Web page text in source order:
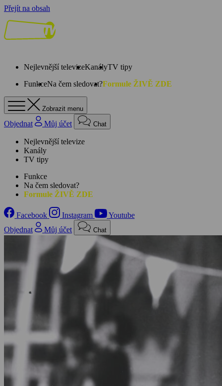
Přejít na obsah
Nejlevnější televizeKanályTV tipy
FunkceNa čem sledovat?Formule ŽIVĚ ZDE
Zobrazit menu
Objednat Můj účet Chat
Nejlevnější televize
Kanály
TV tipy
Funkce
Na čem sledovat?
Formule ŽIVĚ ZDE
Facebook Instagram
Youtube
Objednat
Můj účet Chat